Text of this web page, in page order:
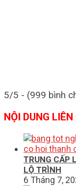
5/5 - (999 bình
NỘI DUNG
TRUNG CẤP
LỘ TRÌNH
6 Tháng 7,